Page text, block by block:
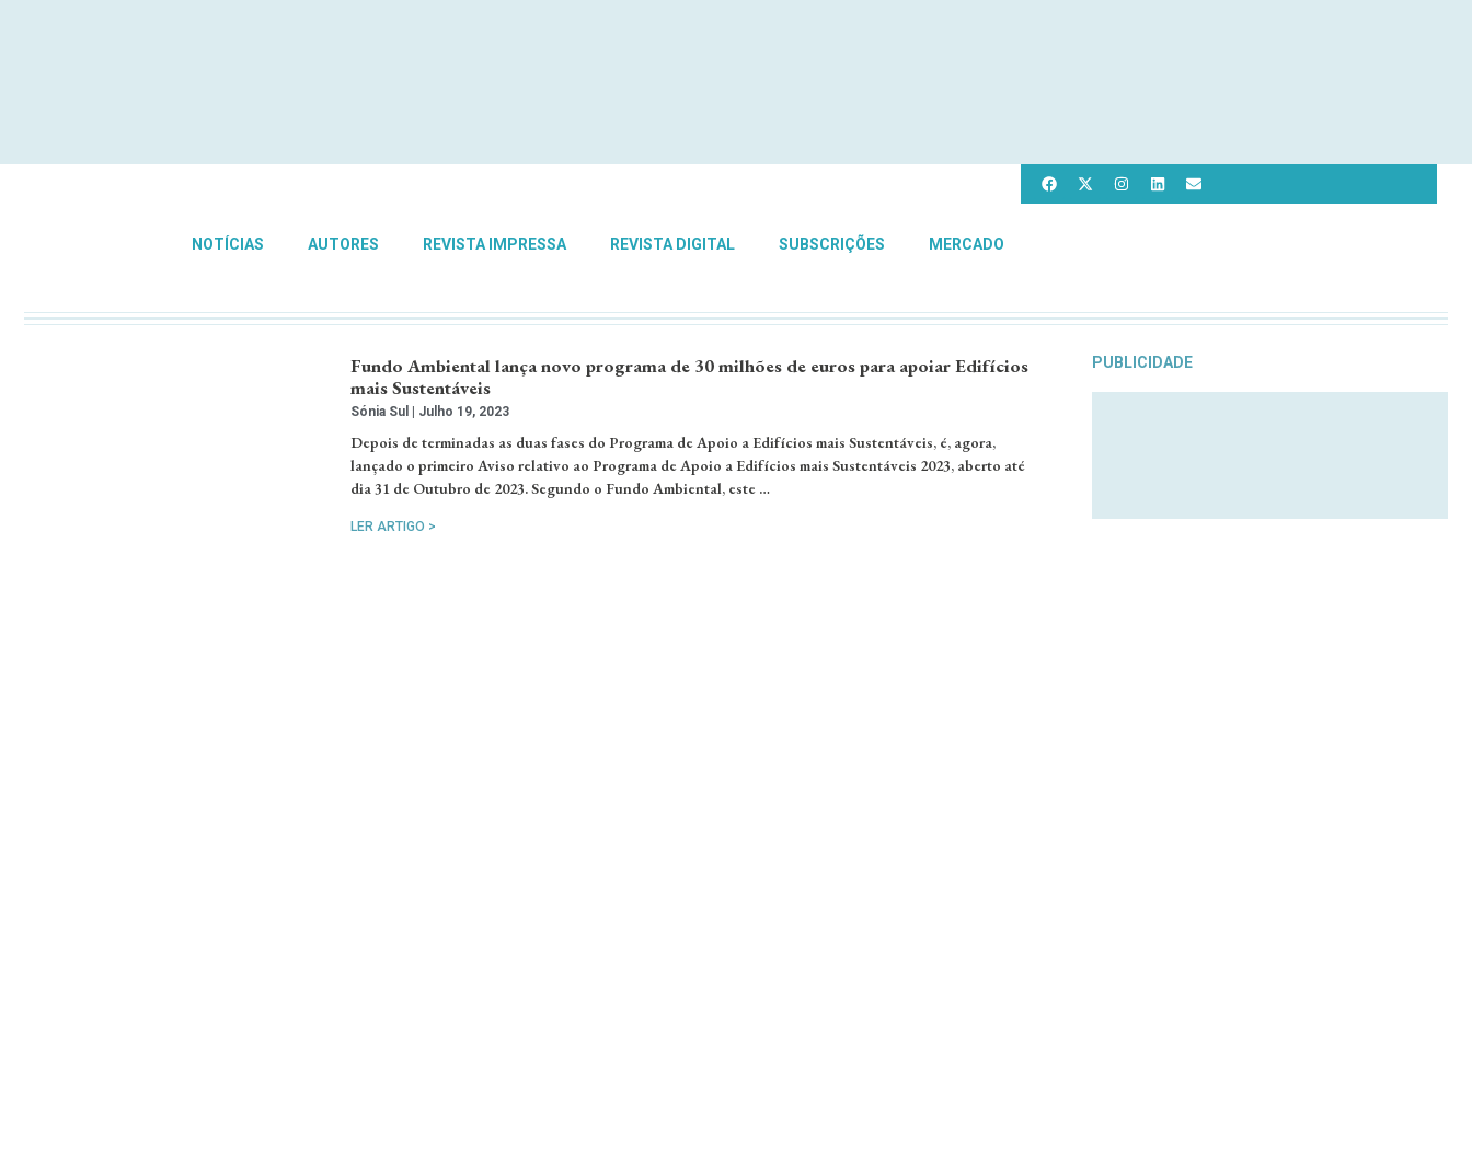
NOTÍCIAS AUTORES REVISTA IMPRESSA REVISTA DIGITAL SUBSCRIÇÕES MERCADO
Fundo Ambiental lança novo programa de 30 milhões de euros para apoiar Edifícios
mais Sustentáveis
Sónia Sul Julho 19, 2023
Depois de terminadas as duas fases do Programa de Apoio a Edifícios mais Sustentáveis, é, agora,
lançado o primeiro Aviso relativo ao Programa de Apoio a Edifícios mais Sustentáveis 2023, aberto até
dia 31 de Outubro de 2023. Segundo o Fundo Ambiental, este …
LER ARTIGO >
PUBLICIDADE